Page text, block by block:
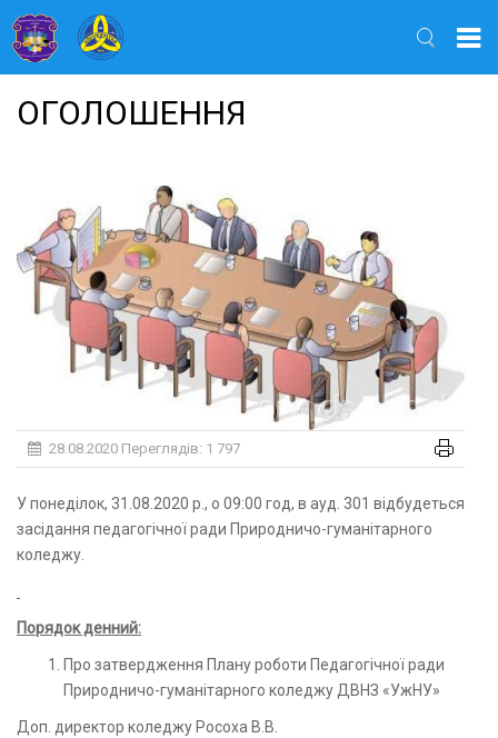
ОГОЛОШЕННЯ
28.08.2020 Переглядів: 1 797
У понеділок, 31.08.2020 р., о 09:00 год, в ауд. 301 відбудеться
засідання педагогічної ради Природничо-гуманітарного
коледжу.
Порядок денний:
Про затвердження Плану роботи Педагогічної ради
Природничо-гуманітарного коледжу ДВНЗ «УжНУ»
Доп. директор коледжу Росоха В.В.